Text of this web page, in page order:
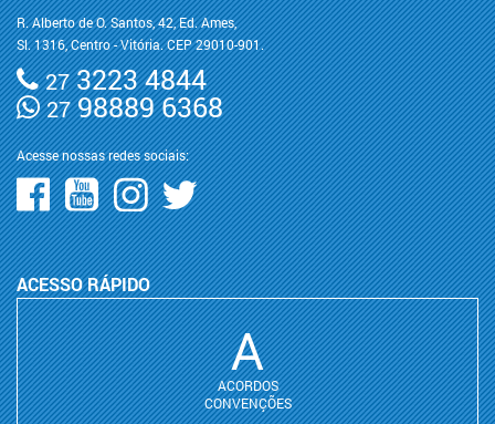
R. Alberto de O. Santos, 42, Ed. Ames,
Sl. 1316, Centro - Vitória. CEP 29010-901.
273223 4844
2798889 6368
Acesse nossas redes sociais:
ACESSO RÁPIDO
A
ACORDOS
CONVENÇÕES